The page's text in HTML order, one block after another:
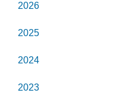
2026
2025
2024
2023